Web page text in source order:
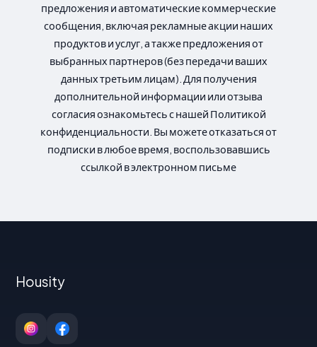
предложения и автоматические коммерческие
сообщения, включая рекламные акции наших
продуктов и услуг, а также предложения от
выбранных партнеров (без передачи ваших
данных третьим лицам). Для получения
дополнительной информации или отзыва
согласия ознакомьтесь с нашей Политикой
конфиденциальности. Вы можете отказаться от
подписки в любое время, воспользовавшись
ссылкой в электронном письме
Housity